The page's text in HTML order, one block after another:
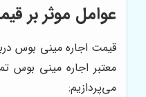
عوامل موثر بر
معتبر اجاره مینی بوس
می‌پردازیم: